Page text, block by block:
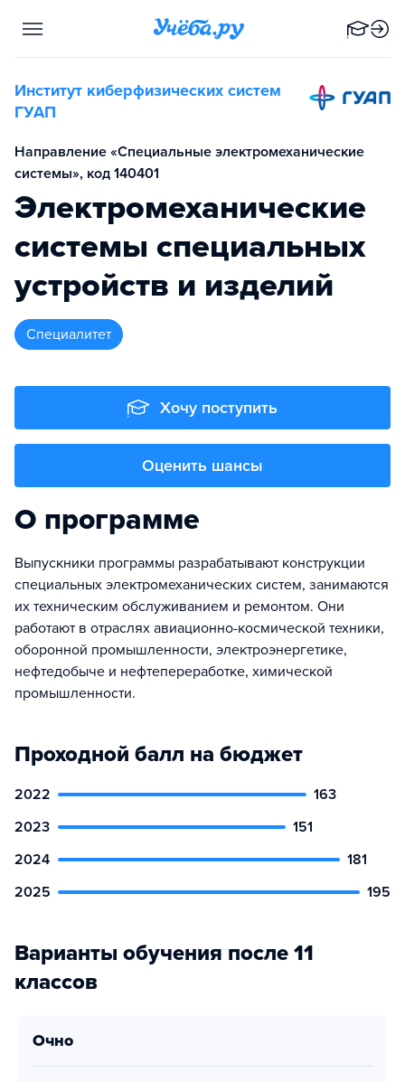
Институт киберфизических систем
ГУАП
Направление «Специальные электромеханические
системы», код 140401
Электромеханические
системы специальных
устройств и изделий
специалитет
Хочу поступить
Оценить шансы
О программе
Выпускники программы разрабатывают конструкции
специальных электромеханических систем, занимаются
их техническим обслуживанием и ремонтом. Они
работают в отраслях авиационно-космической техники,
оборонной промышленности, электроэнергетике,
нефтедобыче и нефтепереработке, химической
промышленности.
Проходной балл на бюджет
2022
163
2023
151
2024
181
2025
195
Варианты обучения после 11
классов
очно